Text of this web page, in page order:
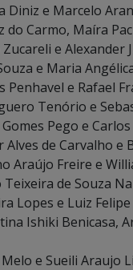
Diniz e Marcelo
Carmo, Maíra
e Alexander
e Maria
Penhavel e Rafael
Tenório e
Pego e
de Carvalho e
Araújo Freire e
de Souza
Lopes e Luiz
Ishiki Benicasa,
e Sueili Araujo